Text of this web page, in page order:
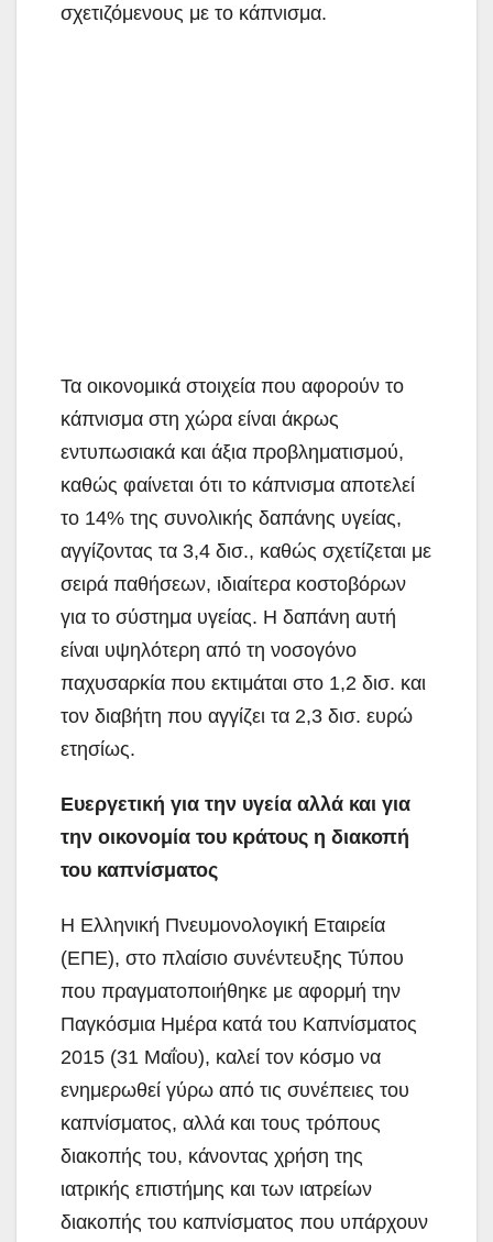
σχετιζόμενους με το κάπνισμα.
Τα οικονομικά στοιχεία που αφορούν το
κάπνισμα στη χώρα είναι άκρως
εντυπωσιακά και άξια προβληματισμού,
καθώς φαίνεται ότι το κάπνισμα αποτελεί
το 14% της συνολικής δαπάνης υγείας,
αγγίζοντας τα 3,4 δισ., καθώς σχετίζεται με
σειρά παθήσεων, ιδιαίτερα κοστοβόρων
για το σύστημα υγείας. Η δαπάνη αυτή
είναι υψηλότερη από τη νοσογόνο
παχυσαρκία που εκτιμάται στο 1,2 δισ. και
τον διαβήτη που αγγίζει τα 2,3 δισ. ευρώ
ετησίως.
Ευεργετική για την υγεία αλλά και για
την οικονομία του κράτους η διακοπή
του καπνίσματος
Η Ελληνική Πνευμονολογική Εταιρεία
(ΕΠΕ), στο πλαίσιο συνέντευξης Τύπου
που πραγματοποιήθηκε με αφορμή την
Παγκόσμια Ημέρα κατά του Καπνίσματος
2015 (31 Μαΐου), καλεί τον κόσμο να
ενημερωθεί γύρω από τις συνέπειες του
καπνίσματος, αλλά και τους τρόπους
διακοπής του, κάνοντας χρήση της
ιατρικής επιστήμης και των ιατρείων
διακοπής του καπνίσματος που υπάρχουν